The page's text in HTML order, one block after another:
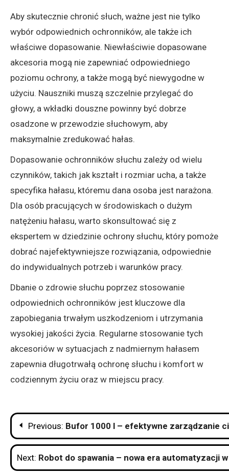
Aby skutecznie chronić słuch, ważne jest nie tylko
wybór odpowiednich ochronników, ale także ich
właściwe dopasowanie. Niewłaściwie dopasowane
akcesoria mogą nie zapewniać odpowiedniego
poziomu ochrony, a także mogą być niewygodne w
użyciu. Nauszniki muszą szczelnie przylegać do
głowy, a wkładki douszne powinny być dobrze
osadzone w przewodzie słuchowym, aby
maksymalnie zredukować hałas.
Dopasowanie ochronników słuchu zależy od wielu
czynników, takich jak kształt i rozmiar ucha, a także
specyfika hałasu, któremu dana osoba jest narażona.
Dla osób pracujących w środowiskach o dużym
natężeniu hałasu, warto skonsultować się z
ekspertem w dziedzinie ochrony słuchu, który pomoże
dobrać najefektywniejsze rozwiązania, odpowiednie
do indywidualnych potrzeb i warunków pracy.
Dbanie o zdrowie słuchu poprzez stosowanie
odpowiednich ochronników jest kluczowe dla
zapobiegania trwałym uszkodzeniom i utrzymania
wysokiej jakości życia. Regularne stosowanie tych
akcesoriów w sytuacjach z nadmiernym hałasem
zapewnia długotrwałą ochronę słuchu i komfort w
codziennym życiu oraz w miejscu pracy.
Nawigacja
wpisu
Previous: Bufor 1000 l – efektywne zarządzanie
Next: Robot do spawania – nowa era automatyzacji